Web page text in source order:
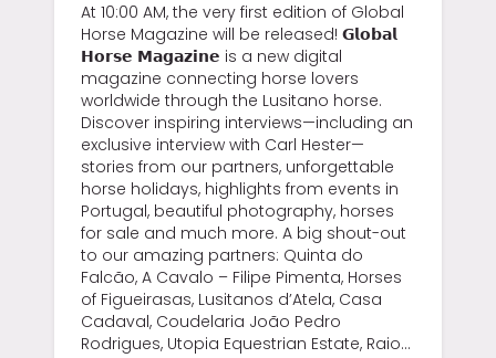
At 10:00 AM, the very first edition of Global
Horse Magazine will be released! 𝗚𝗹𝗼𝗯𝗮𝗹
𝗛𝗼𝗿𝘀𝗲 𝗠𝗮𝗴𝗮𝘇𝗶𝗻𝗲 is a new digital
magazine connecting horse lovers
worldwide through the Lusitano horse.
Discover inspiring interviews—including an
exclusive interview with Carl Hester—
stories from our partners, unforgettable
horse holidays, highlights from events in
Portugal, beautiful photography, horses
for sale and much more. A big shout-out
to our amazing partners: Quinta do
Falcão, A Cavalo – Filipe Pimenta, Horses
of Figueirasas, Lusitanos d’Atela, Casa
Cadaval, Coudelaria João Pedro
Rodrigues, Utopia Equestrian Estate, Raio...